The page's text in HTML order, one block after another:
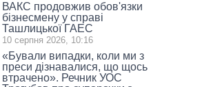
ВАКС продовжив обов'язки
бізнесмену у справі
Ташлицької ГАЕС
10 серпня 2026, 10:16
«Бували випадки, коли ми з
преси дізнавалися, що щось
втрачено». Речник УОС